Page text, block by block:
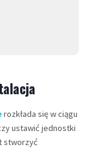
rozkłada się w ciągu
ustawić jednostki
stworzyć